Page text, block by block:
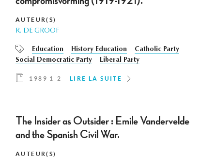
AUTEUR(S)
R. DE GROOF
Education History Education
Catholic Party
Social Democratic Party
Liberal Party
1989 1-2 LIRE LA SUITE
The Insider as Outsider : Emile Vandervelde
and the Spanish Civil War.
AUTEUR(S)